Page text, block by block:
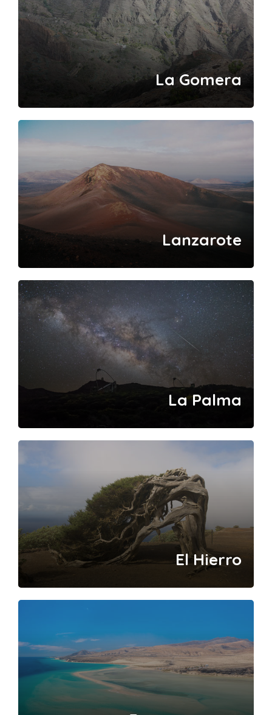
La Gomera
Lanzarote
La Palma
El Hierro